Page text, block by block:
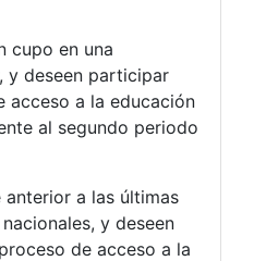
cupo en una
y deseen participar
acceso a la educación
al segundo periodo
anterior a las últimas
y deseen
de acceso a la